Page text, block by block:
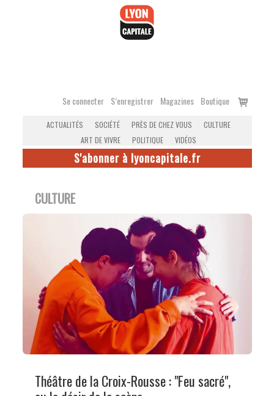
Se connecter S’enregistrer Magazines Boutique
Voir
ACTUALITÉS SOCIÉTÉ PRÈS DE CHEZ VOUS
CULTURE
ART DE VIVRE
POLITIQUE VIDÉOS
S'abonner à lyoncapitale.fr
CULTURE
Théâtre de la Croix-Rousse : "Feu sacré",